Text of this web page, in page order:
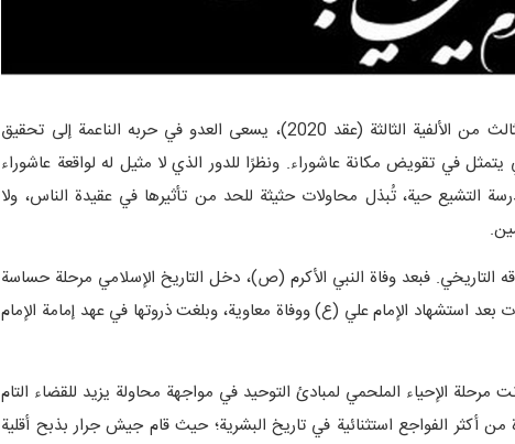
في العقد الثالث من الألفية الثالثة (عقد 2020)، يسعى العدو في حربه الناعمة إلى تحقيق
في تقويض مكانة عاشوراء. ونظرًا للدور الذي لا مثيل له لواقعة عاشوراء
التشيع حية، تُبذل محاولات حثيثة للحد من تأثيرها في عقيدة الناس، ولا
فبعد وفاة النبي الأكرم (ص)، دخل التاريخ الإسلامي مرحلة حساسة
بعد استشهاد الإمام علي (ع) ووفاة معاوية، وبلغت ذروتها في عهد إمامة الإمام
الإحياء الملحمي لمبادئ التوحيد في مواجهة محاولة يزيد للقضاء التام
أكثر الفواجع استثنائية في تاريخ البشرية؛ حيث قام جيش جرار بذبح أقلية